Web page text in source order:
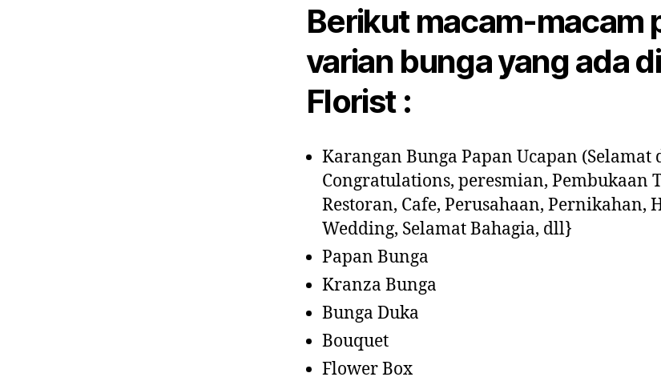
Berikut macam-macam
varian bunga yang ada
Florist :
Karangan Bunga Papan Ucapan (Selamat
Congratulations, peresmian, Pembukaan
Restoran, Cafe, Perusahaan, Pernikahan,
Wedding, Selamat Bahagia, dll}
Papan Bunga
Kranza Bunga
Bunga Duka
Bouquet
Flower Box